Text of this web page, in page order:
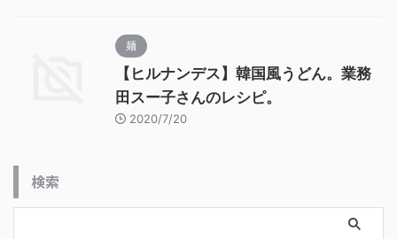
麺
【ヒルナンデス】韓国風うどん。業務
田スー子さんのレシピ。
2020/7/20
検索